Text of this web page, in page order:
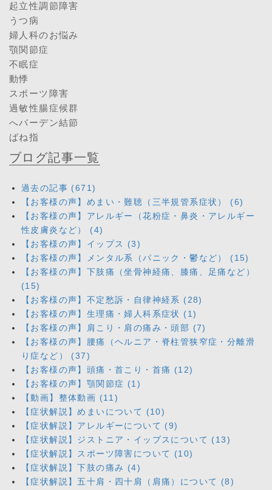
起立性調節障害
うつ病
婦人科のお悩み
顎関節症
不眠症
動悸
スポーツ障害
過敏性腸症候群
へバーデン結節
ばね指
ブログ記事一覧
過去の記事 (671)
【お客様の声】めまい・難聴（三半規管系症状） (6)
【お客様の声】アレルギー（花粉症・鼻炎・アレルギー
性皮膚炎など） (4)
【お客様の声】イップス (3)
【お客様の声】メンタル系（パニック・鬱など） (15)
【お客様の声】下肢痛（坐骨神経痛、膝痛、足痛など）
(15)
【お客様の声】不定愁訴・自律神経系 (28)
【お客様の声】生理痛・婦人科系症状 (1)
【お客様の声】肩こり・肩の痛み・頭部 (7)
【お客様の声】腰痛（ヘルニア・脊柱管狭窄症・分離滑
り症など） (37)
【お客様の声】頭痛・首こり・首痛 (12)
【お客様の声】顎関節症 (1)
【動画】整体動画 (11)
【症状解説】めまいについて (10)
【症状解説】アレルギーについて (9)
【症状解説】ジストニア・イップスについて (13)
【症状解説】スポーツ障害について (10)
【症状解説】下肢の痛み (4)
【症状解説】五十肩・四十肩（肩痛）について (8)